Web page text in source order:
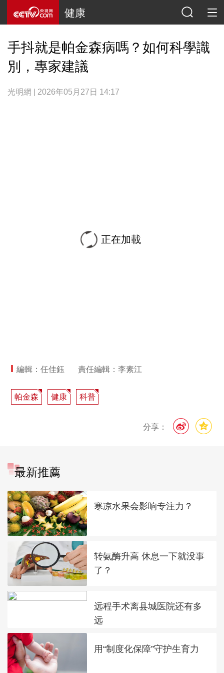
健康
手抖就是帕金森病嗎？如何科學識
別，專家建議
光明網 | 2026年05月27日 14:17
正在加載
編輯：任佳鈺 責任編輯：李素江
帕金森 健康 科普
分享：
最新推薦
寒凉水果会影响专注力？
转氨酶升高 休息一下就没事
了？
远程手术离县城医院还有多
远
用“制度化保障”守护生育力